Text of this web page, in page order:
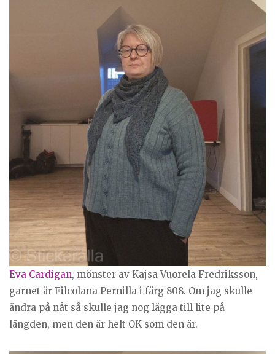
Eva Cardigan, mönster av Kajsa Vuorela Fredriksson,
garnet är Filcolana Pernilla i färg 808. Om jag skulle
ändra på nåt så skulle jag nog lägga till lite på
längden, men den är helt OK som den är.